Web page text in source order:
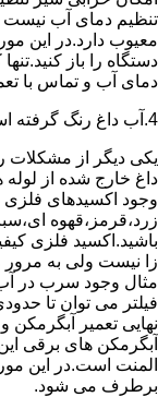
تنظیم دمای آب
معیوب دارد.در این
دستگاه را باز
دمای آب و تماس با
4.آب داغ رنگ گرفته است
یکی دیگر از مشکلات
داغ خارج شده از
وجود اکسیدهای فلزی
زرد،قرمز،قهوه
باشید.اکسید فلزی
زا نیست ولی به مرور
مثال وجود سرب در
فیلتر می توان تا
نهایی تعمیر
آبگرمکن های برقی
المنت است.در این
برطرف می شود.